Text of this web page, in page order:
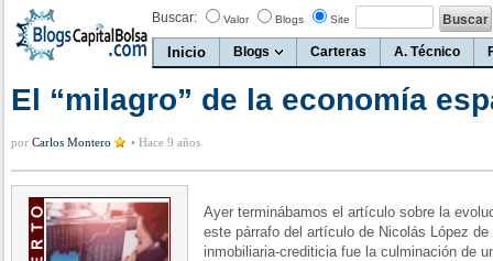
Buscar: Valor Blogs Site
Inicio Blogs Carteras A. Técnico
El “milagro” de la economía
por Carlos Montero • Hace 9 años
Ayer terminábamos el artículo sobre la
este párrafo del artículo de Nicolás López
inmobiliaria-crediticia fue la culminación de